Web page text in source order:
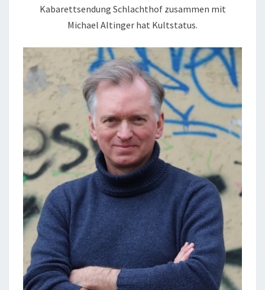
Kabarettsendung Schlachthof zusammen mit
Michael Altinger hat Kultstatus.